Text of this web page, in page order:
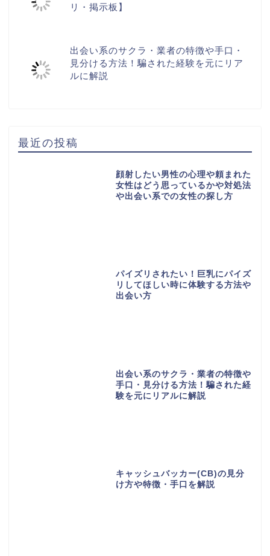
リ・掲示板】
出会い系のサクラ・業者の特徴や手口・
見分ける方法！騙された経験を元にリア
ルに解説
最近の投稿
顔射したい男性の心理や頼まれた
女性はどう思っているかや対処法
や出会い系での女性の探し方
パイズリされたい！巨乳にパイズ
リしてほしい時に体験する方法や
出会い方
出会い系のサクラ・業者の特徴や
手口・見分ける方法！騙された経
験を元にリアルに解説
キャッシュバッカー(CB)の見分
け方や特徴・手口を解説